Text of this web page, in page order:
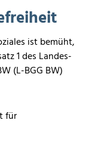
ist bemüht,
1 des Landes-
(L-BGG BW)
für